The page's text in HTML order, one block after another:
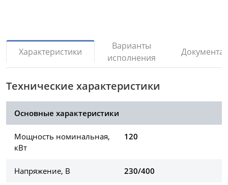
Характеристики
Варианты
исполнения
Технические характеристики
Основные характеристики
Мощность номинальная,
кВт
120
Напряжение, В 230/400